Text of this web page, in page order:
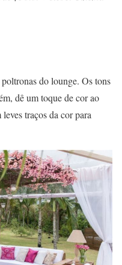
do lounge. Os tons
dê um toque de cor ao
traços da cor para